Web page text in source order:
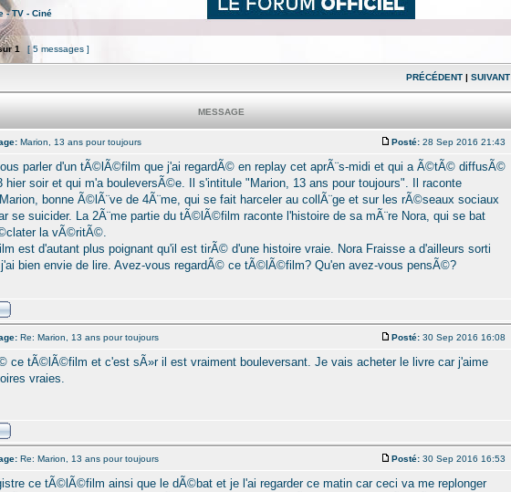
- TV - Ciné
1 [ 5 messages ]
PRÉCÉDENT | SUIVANT
MESSAGE
Marion, 13 ans pour toujours Posté: 28 Sep 2016 21:43
parler d'un tÃ©lÃ©film que j'ai regardÃ© en replay cet aprÃ¨s-midi et qui a Ã©tÃ© diffusÃ©
hier soir et qui m'a bouleversÃ©e. Il s'intitule "Marion, 13 ans pour toujours". Il raconte
bonne Ã©lÃ¨ve de 4Ã¨me, qui se fait harceler au collÃ¨ge et sur les rÃ©seaux sociaux
se suicider. La 2Ã¨me partie du tÃ©lÃ©film raconte l'histoire de sa mÃ¨re Nora, qui se bat
la vÃ©ritÃ©.
est d'autant plus poignant qu'il est tirÃ© d'une histoire vraie. Nora Fraisse a d'ailleurs sorti
bien envie de lire. Avez-vous regardÃ© ce tÃ©lÃ©film? Qu'en avez-vous pensÃ©?
Re: Marion, 13 ans pour toujours Posté: 30 Sep 2016 16:08
ce tÃ©lÃ©film et c'est sÃ»r il est vraiment bouleversant. Je vais acheter le livre car j'aime
vraies.
Re: Marion, 13 ans pour toujours Posté: 30 Sep 2016 16:53
ce tÃ©lÃ©film ainsi que le dÃ©bat et je l'ai regarder ce matin car ceci va me replonger